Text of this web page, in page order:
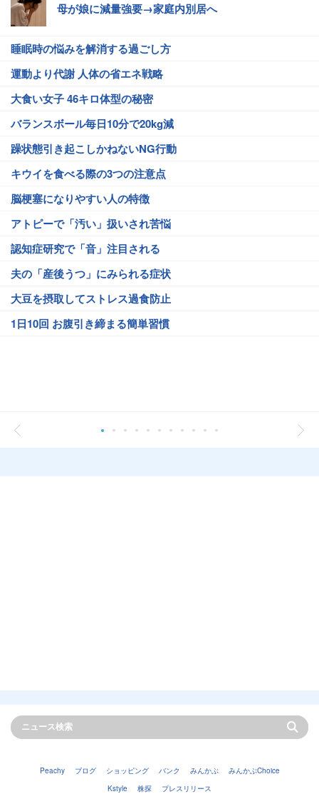
母が娘に減量強要→家庭内別居へ
睡眠時の悩みを解消する過ごし方
運動より代謝 人体の省エネ戦略
大食い女子 46キロ体型の秘密
バランスボール毎日10分で20kg減
躁状態引き起こしかねないNG行動
キウイを食べる際の3つの注意点
脳梗塞になりやすい人の特徴
アトピーで「汚い」扱いされ苦悩
認知症研究で「音」注目される
夫の「産後うつ」にみられる症状
大豆を摂取してストレス過食防止
1日10回 お腹引き締まる簡単習慣
Peachy ブログ ショッピング バンク みんかぶ
みんかぶChoice
Kstyle
株探 プレスリリース